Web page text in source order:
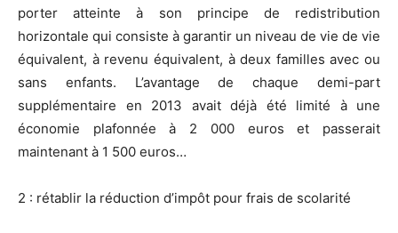
porter atteinte à son principe de redistribution
horizontale qui consiste à garantir un niveau de vie de vie
équivalent, à revenu équivalent, à deux familles avec ou
sans enfants. L’avantage de chaque demi-part
supplémentaire en 2013 avait déjà été limité à une
économie plafonnée à 2 000 euros et passerait
maintenant à 1 500 euros…
2 : rétablir la réduction d’impôt pour frais de scolarité